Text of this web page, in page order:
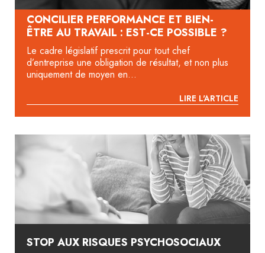
CONCILIER PERFORMANCE ET BIEN-
ÊTRE AU TRAVAIL : EST-CE POSSIBLE ?
Le cadre législatif prescrit pour tout chef
d’entreprise une obligation de résultat, et non plus
uniquement de moyen en...
LIRE L'ARTICLE
STOP AUX RISQUES PSYCHOSOCIAUX